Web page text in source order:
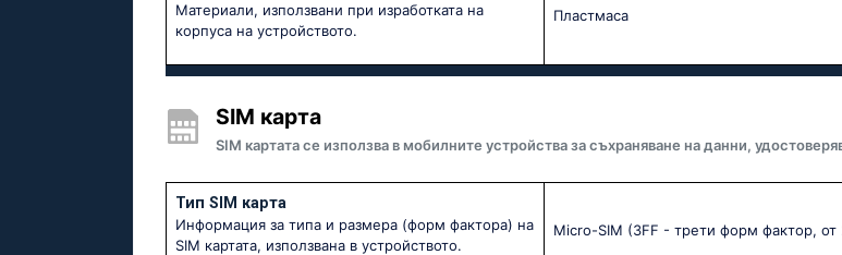
Материали, използвани при изработката на
корпуса на устройството.
Пластмаса
SIM карта
SIM картата се използва в мобилните устройства за съхраняване на данни,
Тип SIM карта
Информация за типа и размера (форм фактора) на
SIM картата, използвана в устройството.
Micro-SIM (3FF - трети форм фактор,